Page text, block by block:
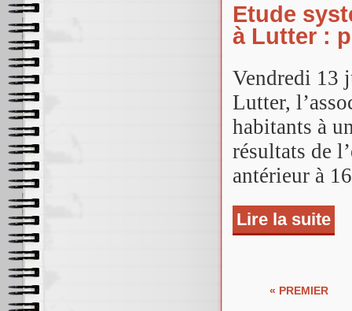
Etude
à Lutter :
Vendredi 13
Lutter,
habitants à
résultats de
antérieur à
Lire la suite
Pages« PREMIER